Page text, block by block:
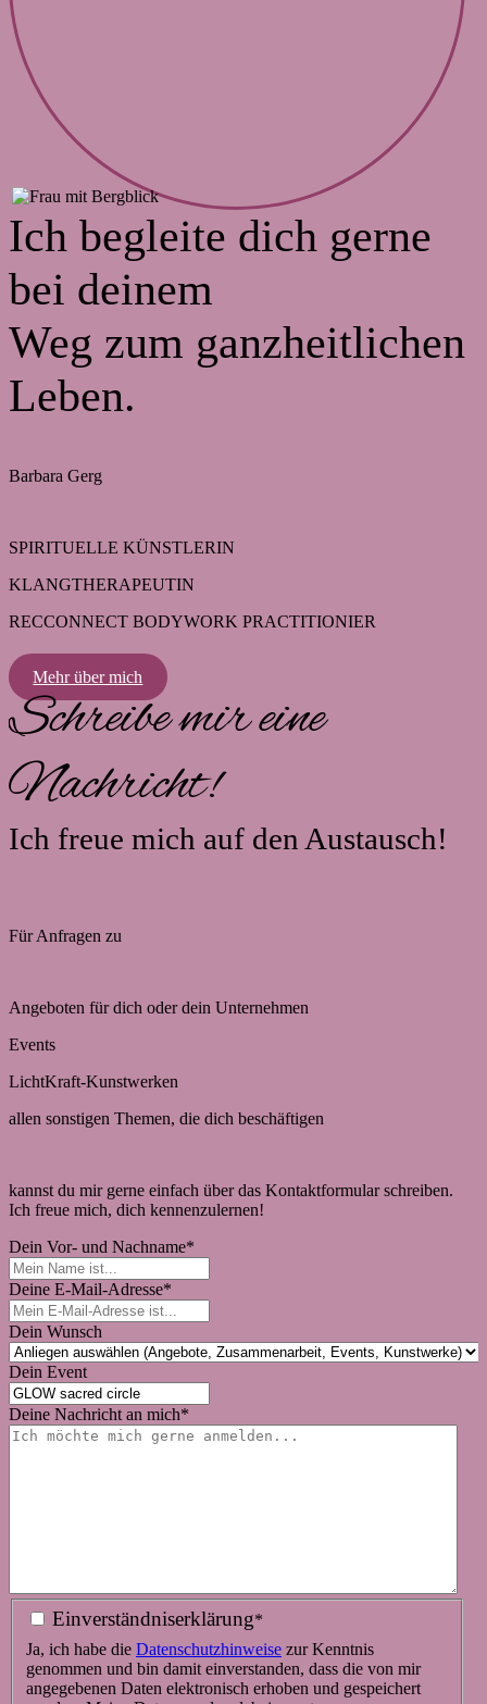
Ich begleite dich gerne
bei deinem
Weg zum ganzheitlichen
Leben.
Barbara Gerg
SPIRITUELLE KÜNSTLERIN
KLANGTHERAPEUTIN
RECCONNECT BODYWORK PRACTITIONIER
Mehr über mich
Schreibe mir eine
Nachricht!
Ich freue mich auf den Austausch!
Für Anfragen zu
Angeboten für dich oder dein Unternehmen
Events
LichtKraft-Kunstwerken
allen sonstigen Themen, die dich beschäftigen
kannst du mir gerne einfach über das Kontaktformular schreiben.
Ich freue mich, dich kennenzulernen!
Dein Vor- und Nachname*
Deine E-Mail-Adresse*
Dein Wunsch
Dein Event
Deine Nachricht an mich*
Einverständniserklärung*
Ja, ich habe die Datenschutz­hinweise zur Kenntnis
genommen und bin damit einverstanden, dass die von mir
angegebenen Daten elektronisch erhoben und gespeichert